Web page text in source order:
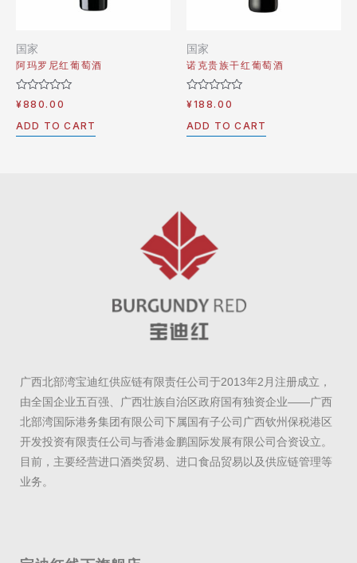
国家
阿玛罗尼红葡萄酒
Rated
0
out
of
¥880.00
ADD TO CART
国家
诺克贵族干红葡萄酒
Rated
0
out
of
¥188.00
ADD TO CART
广西北部湾宝迪红供应链有限责任公司于2013年2月注册成立，
由全国企业五百强、广西壮族自治区政府国有独资企业——广西
北部湾国际港务集团有限公司下属国有子公司广西钦州保税港区
开发投资有限责任公司与香港金鹏国际发展有限公司合资设立。
目前，主要经营进口酒类贸易、进口食品贸易以及供应链管理等
业务。